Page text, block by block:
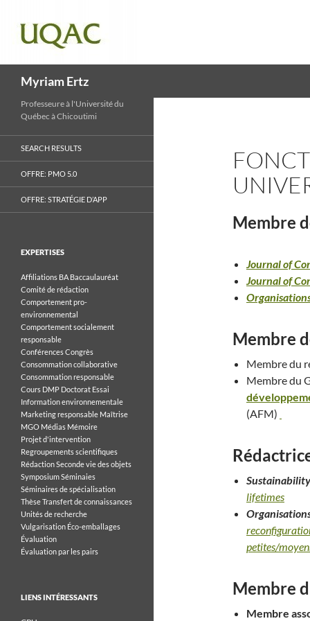
Myriam Ertz
Journal of
Journal of
Membre
Membre du
Membre du
(AFM)
Sustainability
lifetimes
petites/
Membre
Membre
Professeure à l'Université du
Québec à Chicoutimi
SEARCH RESULTS
OFFRE: PMO 5.0
OFFRE: STRATÉGIE D’APP
EXPERTISES
Affiliations BA Baccaulauréat
Comité de rédaction
Comportement pro-
environnemental
Comportement socialement
responsable
ConférencesCongrès
Consommation collaborative
Consommation responsable
Cours DMP Doctorat Essai
Information environnementale
Marketing responsable Maîtrise
MGO Médias Mémoire
Projet d'intervention
Regroupements scientifiques
RédactionSeconde vie des objets
SymposiumSéminaies
Séminaires de spécialisation
ThèseTransfert de connaissances
Unités de recherche
Vulgarisation Éco-emballages
Évaluation
Évaluation par les pairs
LIENS INTÉRESSANTS